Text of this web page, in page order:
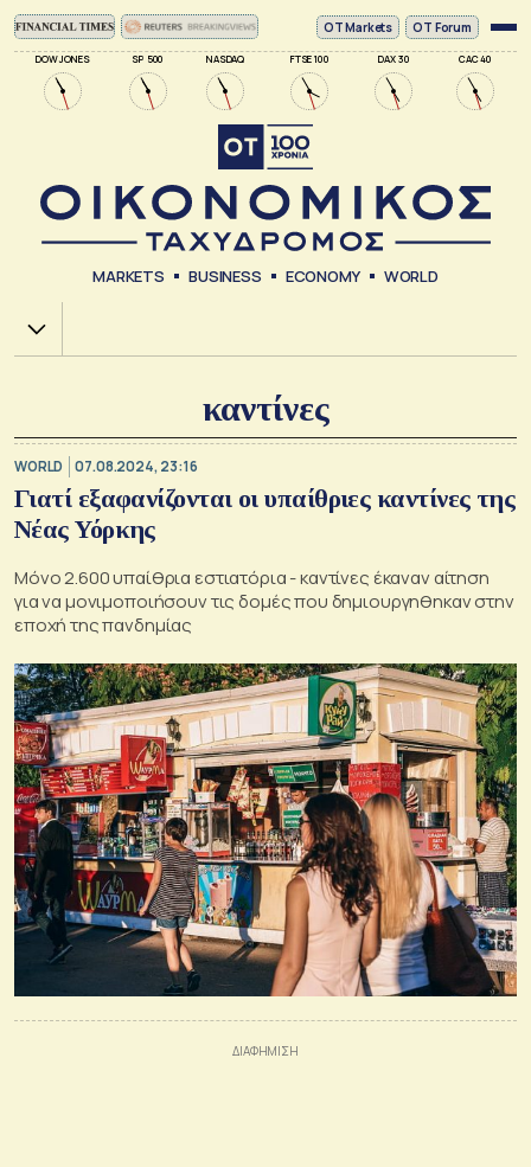
DOW JONES SP 500 NASDAQ FTSE 100 DAX 30 CAC 40
ΟΤ Markets OT Forum
MARKETS BUSINESS ECONOMY WORLD
Χ.Α.
καντίνες
WORLD 07.08.2024, 23:16
Γιατί εξαφανίζονται οι υπαίθριες καντίνες της
Νέας Υόρκης
Μόνο 2.600 υπαίθρια εστιατόρια - καντίνες έκαναν αίτηση
για να μονιμοποιήσουν τις δομές που δημιουργηθηκαν στην
εποχή της πανδημίας